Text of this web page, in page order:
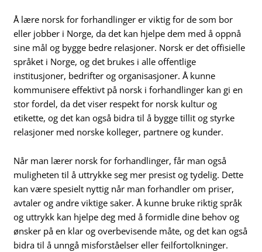
Å lære norsk for forhandlinger er viktig for de som bor
eller jobber i Norge, da det kan hjelpe dem med å oppnå
sine mål og bygge bedre relasjoner. Norsk er det offisielle
språket i Norge, og det brukes i alle offentlige
institusjoner, bedrifter og organisasjoner. Å kunne
kommunisere effektivt på norsk i forhandlinger kan gi en
stor fordel, da det viser respekt for norsk kultur og
etikette, og det kan også bidra til å bygge tillit og styrke
relasjoner med norske kolleger, partnere og kunder.
Når man lærer norsk for forhandlinger, får man også
muligheten til å uttrykke seg mer presist og tydelig. Dette
kan være spesielt nyttig når man forhandler om priser,
avtaler og andre viktige saker. Å kunne bruke riktig språk
og uttrykk kan hjelpe deg med å formidle dine behov og
ønsker på en klar og overbevisende måte, og det kan også
bidra til å unngå misforståelser eller feilfortolkninger.